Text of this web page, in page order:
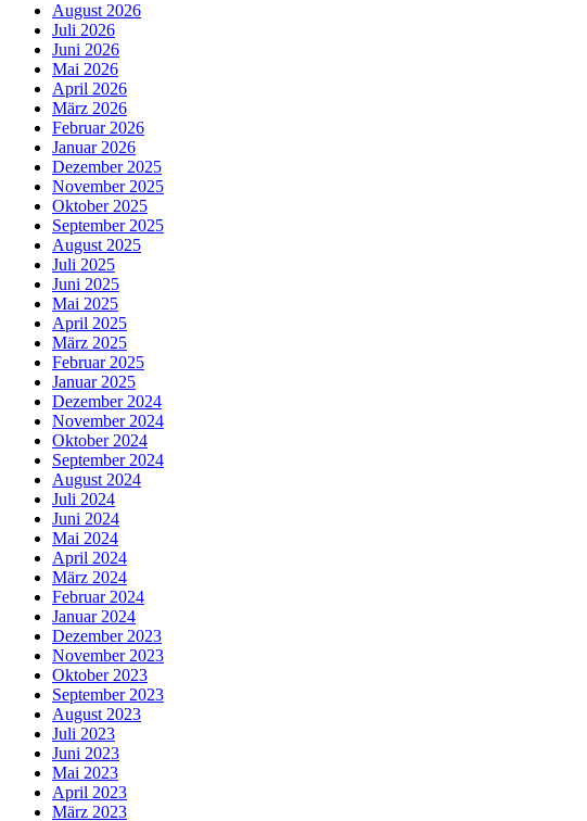
August 2026
Juli 2026
Juni 2026
Mai 2026
April 2026
März 2026
Februar 2026
Januar 2026
Dezember 2025
November 2025
Oktober 2025
September 2025
August 2025
Juli 2025
Juni 2025
Mai 2025
April 2025
März 2025
Februar 2025
Januar 2025
Dezember 2024
November 2024
Oktober 2024
September 2024
August 2024
Juli 2024
Juni 2024
Mai 2024
April 2024
März 2024
Februar 2024
Januar 2024
Dezember 2023
November 2023
Oktober 2023
September 2023
August 2023
Juli 2023
Juni 2023
Mai 2023
April 2023
März 2023